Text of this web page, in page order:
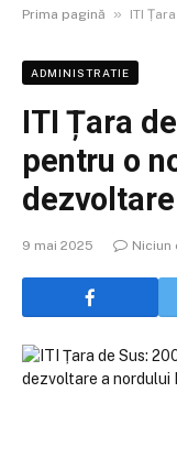
Prima pagină » ITI Țara de
ADMINISTRATIE
ITI Țara
pentru o
9 mai 2025 Niciun